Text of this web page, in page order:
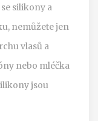
silikony a
nemůžete jen
vlasů a
nebo mléčka
jsou